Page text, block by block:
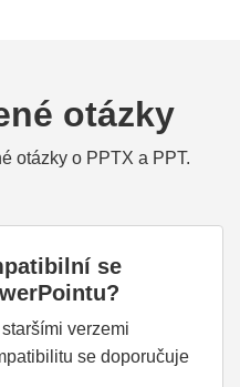
otázky
otázky o PPTX a PPT.
se
verzemi
se doporučuje